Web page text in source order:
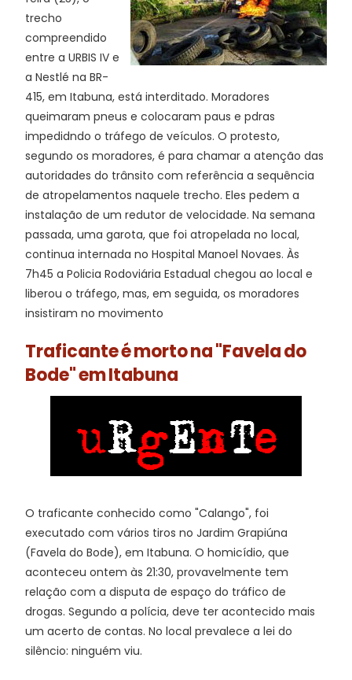
trecho
compreendido
entre a URBIS IV e
a Nestlé na BR-
415, em Itabuna, está interditado. Moradores
queimaram pneus e colocaram paus e pdras
impedidndo o tráfego de veículos. O protesto,
segundo os moradores, é para chamar a atenção das
autoridades do trânsito com referência a sequência
de atropelamentos naquele trecho. Eles pedem a
instalação de um redutor de velocidade. Na semana
passada, uma garota, que foi atropelada no local,
continua internada no Hospital Manoel Novaes. Às
7h45 a Policia Rodoviária Estadual chegou ao local e
liberou o tráfego, mas, em seguida, os moradores
insistiram no movimento
Traficante é morto na "Favela do
Bode" em Itabuna
O traficante conhecido como "Calango", foi
executado com vários tiros no Jardim Grapiúna
(Favela do Bode), em Itabuna. O homicídio, que
aconteceu ontem às 21:30, provavelmente tem
relação com a disputa de espaço do tráfico de
drogas. Segundo a polícia, deve ter acontecido mais
um acerto de contas. No local prevalece a lei do
silêncio: ninguém viu.